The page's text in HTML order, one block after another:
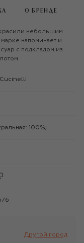
О БРЕНДЕ
небольшим
напоминает и
с подкладом из
Cucinelli
100%;
Другой город